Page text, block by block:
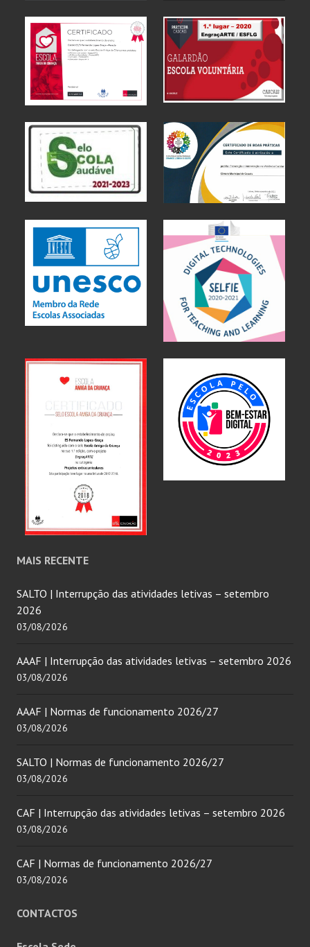
MAIS RECENTE
SALTO | Interrupção das atividades letivas – setembro
2026
03/08/2026
AAAF | Interrupção das atividades letivas – setembro 2026
03/08/2026
AAAF | Normas de funcionamento 2026/27
03/08/2026
SALTO | Normas de funcionamento 2026/27
03/08/2026
CAF | Interrupção das atividades letivas – setembro 2026
03/08/2026
CAF | Normas de funcionamento 2026/27
03/08/2026
CONTACTOS